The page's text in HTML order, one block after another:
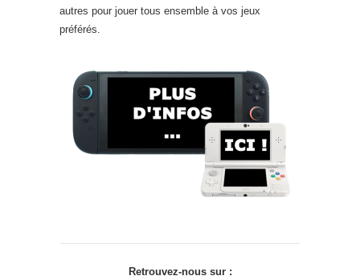
autres pour jouer tous ensemble à vos jeux
préférés.
Retrouvez-nous sur :